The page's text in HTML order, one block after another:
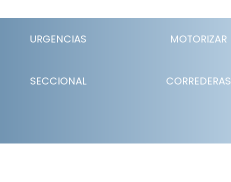
URGENCIAS MOTORIZAR
SECCIONAL CORREDERAS